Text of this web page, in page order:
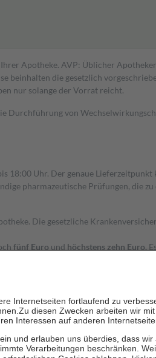
Apotheke. AVP: Üblicher
die gesetzlich
nur solange der Vorrat reicht.
von
18:00 Uhr. Der genaue
pharmazeutische Prüfungen, die
Die gesetzliche
fünf Euro und höchstens zehn Euro.
zu unterstützen, fallenkeine